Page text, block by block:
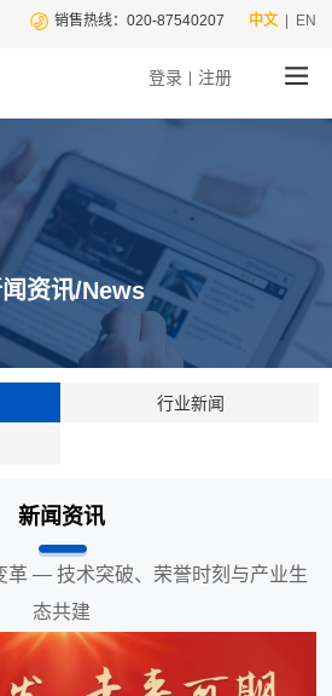
| EN
中文
销售热线：020-87540207
登录 注册
资讯/News
行业新闻
新闻资讯
革 — 技术突破、荣誉时刻与产业生
态共建